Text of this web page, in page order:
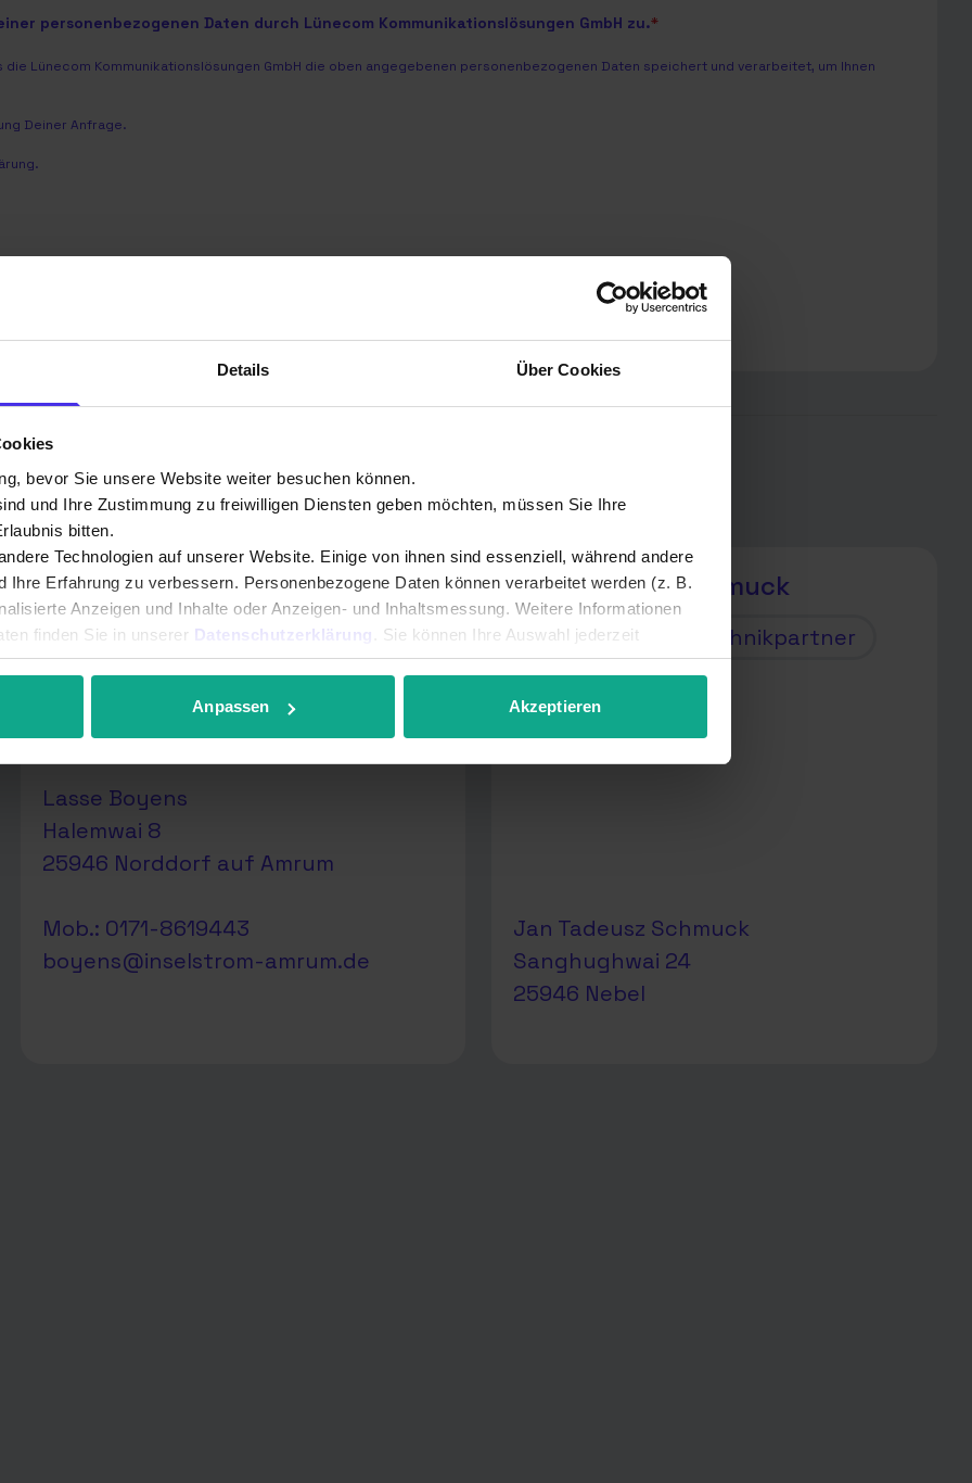
Details Über Cookies
bevor Sie unsere Website weiter besuchen können.
und Ihre Zustimmung zu freiwilligen Diensten geben möchten, müssen Sie Ihre
bitten.
Technologien auf unserer Website. Einige von ihnen sind essenziell, während andere
Ihre Erfahrung zu verbessern. Personenbezogene Daten können verarbeitet werden (z. B.
Anzeigen und Inhalte oder Anzeigen- und Inhaltsmessung. Weitere Informationen
finden Sie in unserer Datenschutzerklärung . Sie können Ihre Auswahl jederzeit
Anpassen Akzeptieren
personenbezogenen Daten durch Lünecom Kommunikationslösungen GmbH zu.*
die Lünecom Kommunikationslösungen GmbH die oben angegebenen personenbezogenen Daten speichert und verarbeitet, um Ihnen
Deiner Anfrage.
.
Ansprechpartner in deiner Region:
Inselstrom
Technikpartner
Lasse Boyens
Halemwai 8
25946 Norddorf auf Amrum
Mob.: 0171-8619443
boyens@inselstrom-amrum.de
Jan Tadeusz Schmuck
Vertriebs- und Technikpartner
Jan Tadeusz Schmuck
Sanghughwai 24
25946 Nebel